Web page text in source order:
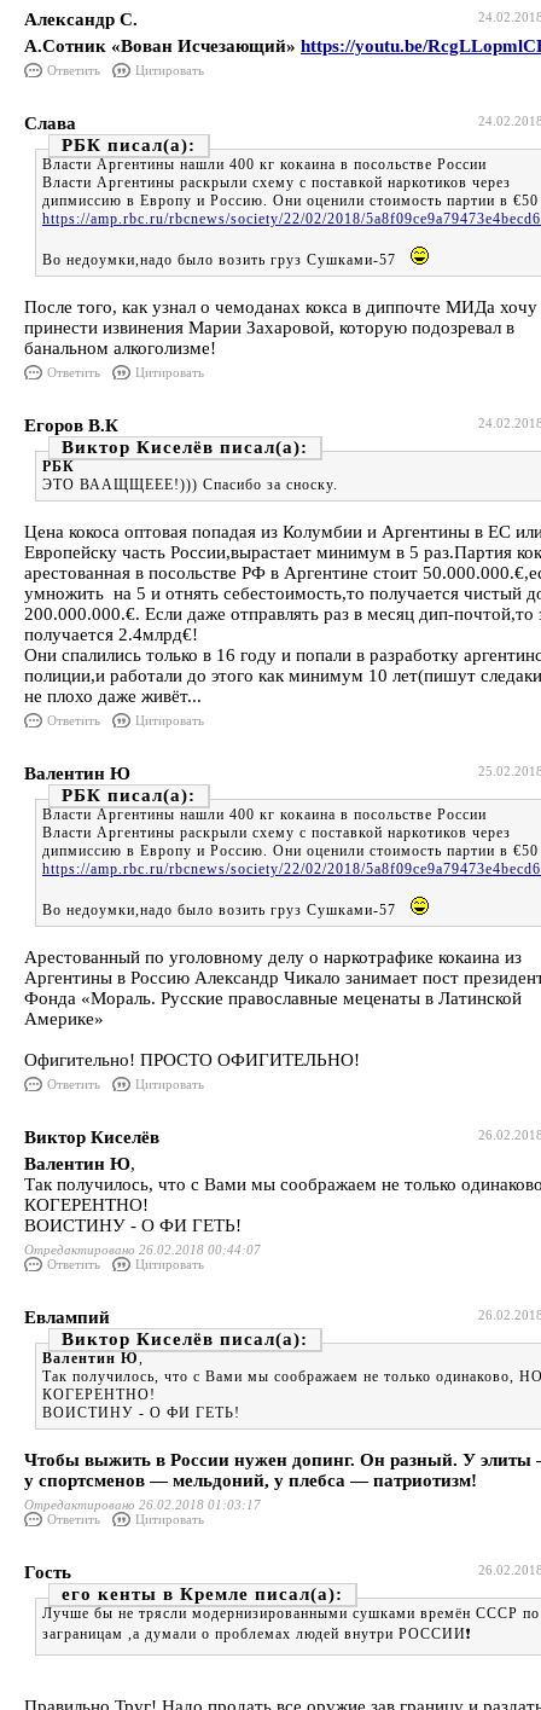
Александр С.
А.Сотник «Вован Исчезающий» https://youtu.be/
Ответить Цитировать
Слава
РБК
Власти Аргентины нашли 400 кг кокаина в посольстве России
Власти Аргентины раскрыли схему с поставкой наркотиков через
дипмиссию в Европу и Россию. Они оценили стоимость партии в
https://amp.rbc.ru/rbcnews/society/22/02/2018/
Во недоумки,надо было возить груз Сушками-57
После того, как узнал о чемоданах кокса в диппочте МИДа хочу
принести извинения Марии Захаровой, которую подозревал в
банальном алкоголизме!
Ответить Цитировать
Егоров В.К
Виктор Киселёв
РБК
ЭТО ВААЩЩЕЕЕ!))) Спасибо за сноску.
Цена кокоса оптовая попадая из Колумбии и Аргентины в ЕС
Европейску часть России,вырастает минимум в 5 раз.Партия
арестованная в посольстве РФ в Аргентине стоит
умножить на 5 и отнять себестоимость,то получается чистый
200.000.000.€. Если даже отправлять раз в месяц дип-почтой,то
получается 2.4млрд€!
Они спалились только в 16 году и попали в разработку
полиции,и работали до этого как минимум 10 лет(пишут
не плохо даже живёт...
Ответить Цитировать
Валентин Ю
РБК
Власти Аргентины нашли 400 кг кокаина в посольстве России
Власти Аргентины раскрыли схему с поставкой наркотиков через
дипмиссию в Европу и Россию. Они оценили стоимость партии в
https://amp.rbc.ru/rbcnews/society/22/02/2018/
Во недоумки,надо было возить груз Сушками-57
Арестованный по уголовному делу о наркотрафике кокаина из
Аргентины в Россию Александр Чикало занимает пост
Фонда «Мораль. Русские православные меценаты в Латинской
Америке»
Офигительно! ПРОСТО ОФИГИТЕЛЬНО!
Ответить Цитировать
Виктор Киселёв
Валентин Ю,
Так получилось, что с Вами мы соображаем не только
КОГЕРЕНТНО!
ВОИСТИНУ - О ФИ ГЕТЬ!
Отредактировано 26.02.2018 00:44:07
Ответить
Цитировать
Евлампий
Виктор Киселёв
Валентин Ю,
Так получилось, что с Вами мы соображаем не только одинаково,
КОГЕРЕНТНО!
ВОИСТИНУ - О ФИ ГЕТЬ!
Чтобы выжить в России нужен допинг. Он разный. У
у спортсменов — мельдоний, у плебса — патриотизм!
Отредактировано 26.02.2018 01:03:17
Ответить
Цитировать
Гость
его кенты в Кремле
Лучше бы не трясли модернизированными сушками времён СССР по
заграницам ,а думали о проблемах людей внутри РОССИИ❗️